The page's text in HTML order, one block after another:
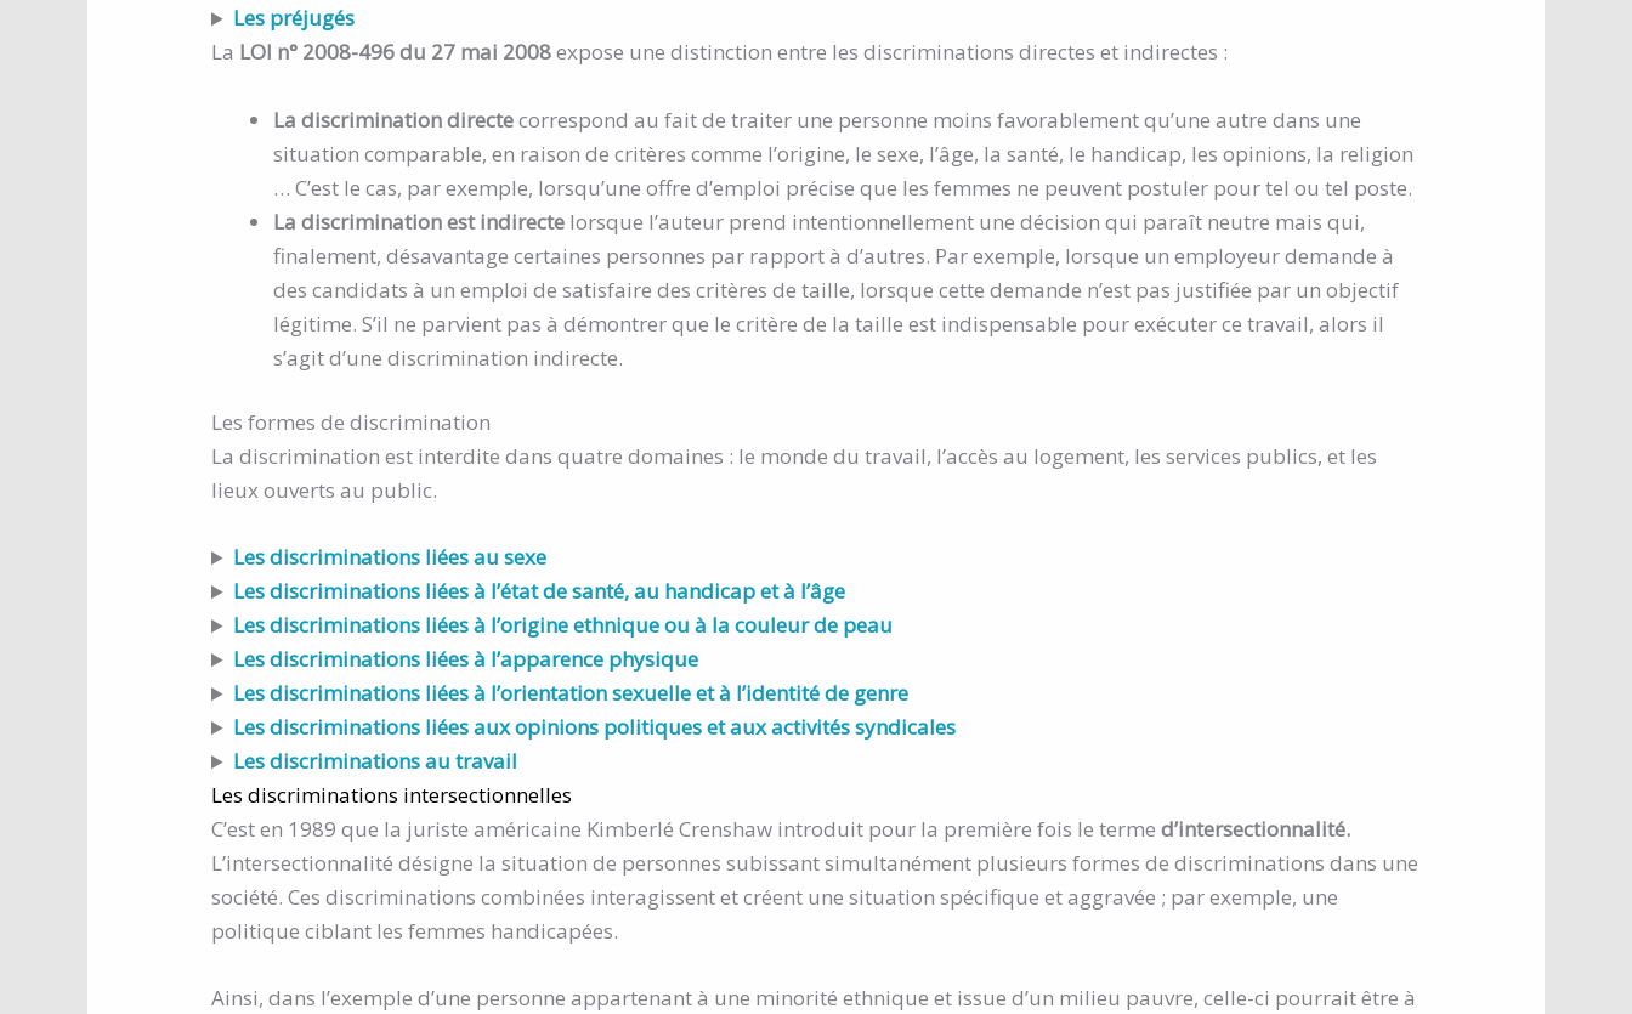
Les préjugés
La LOI n° 2008-496 du 27 mai 2008expose une distinction entre les discriminations directes et indirectes :
La discrimination directecorrespond au fait de traiter une personne moins favorablement qu’une autre dans une
situation comparable, en raison de critères comme l’origine, le sexe, l’âge, la santé, le handicap, les opinions, la religion
… C’est le cas, par exemple, lorsqu’une offre d’emploi précise que les femmes ne peuvent postuler pour tel ou tel poste.
La discrimination est indirecte lorsque l’auteur prend intentionnellement une décision qui paraît neutre mais qui,
finalement, désavantage certaines personnes par rapport à d’autres. Par exemple, lorsque un employeur demande à
des candidats à un emploi de satisfaire des critères de taille, lorsque cette demande n’est pas justifiée par un objectif
légitime. S’il ne parvient pas à démontrer que le critère de la taille est indispensable pour exécuter ce travail, alors il
s’agit d’une discrimination indirecte.
Les formes de discrimination
La discrimination est interdite dans quatre domaines : le monde du travail, l’accès au logement, les services publics, et les
lieux ouverts au public.
Les discriminations liées au sexe
Les discriminations liées à l’état de santé, au handicap et à l’âge
Les discriminations liées à l’origine ethnique ou à la couleur de peau
Les discriminations liées à l’apparence physique
Les discriminations liées à l’orientation sexuelle et à l’identité de genre
Les discriminations liées aux opinions politiques et aux activités syndicales
Les discriminations au travail
Les discriminations intersectionnelles
C’est en 1989 que la juriste américaine Kimberlé Crenshaw introduit pour la première fois le terme d’intersectionnalité.
L’intersectionnalité désigne la situation de personnes subissant simultanément plusieurs formes de discriminations dans une
société. Ces discriminations combinées interagissent et créent une situation spécifique et aggravée ; par exemple, une
politique ciblant les femmes handicapées.
Ainsi, dans l’exemple d’une personne appartenant à une minorité ethnique et issue d’un milieu pauvre, celle-ci pourrait être à